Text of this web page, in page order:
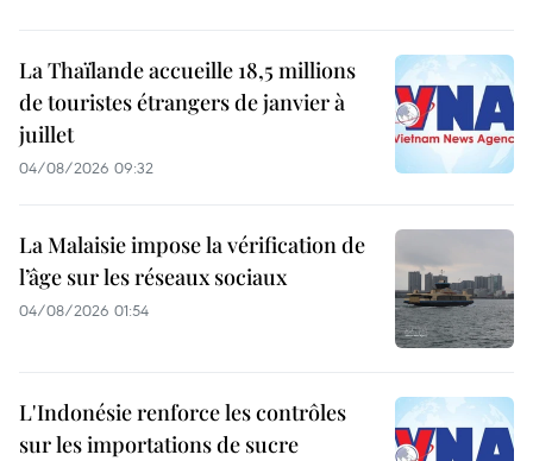
La Thaïlande accueille 18,5 millions
de touristes étrangers de janvier à
juillet
04/08/2026 09:32
La Malaisie impose la vérification de
l’âge sur les réseaux sociaux
04/08/2026 01:54
L'Indonésie renforce les contrôles
sur les importations de sucre